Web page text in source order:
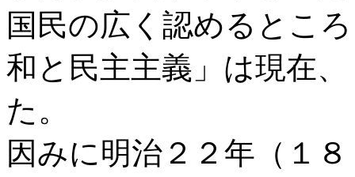
国民の広く認めるとこ
和と民主主義」は現在
た。
因みに明治２２年（１